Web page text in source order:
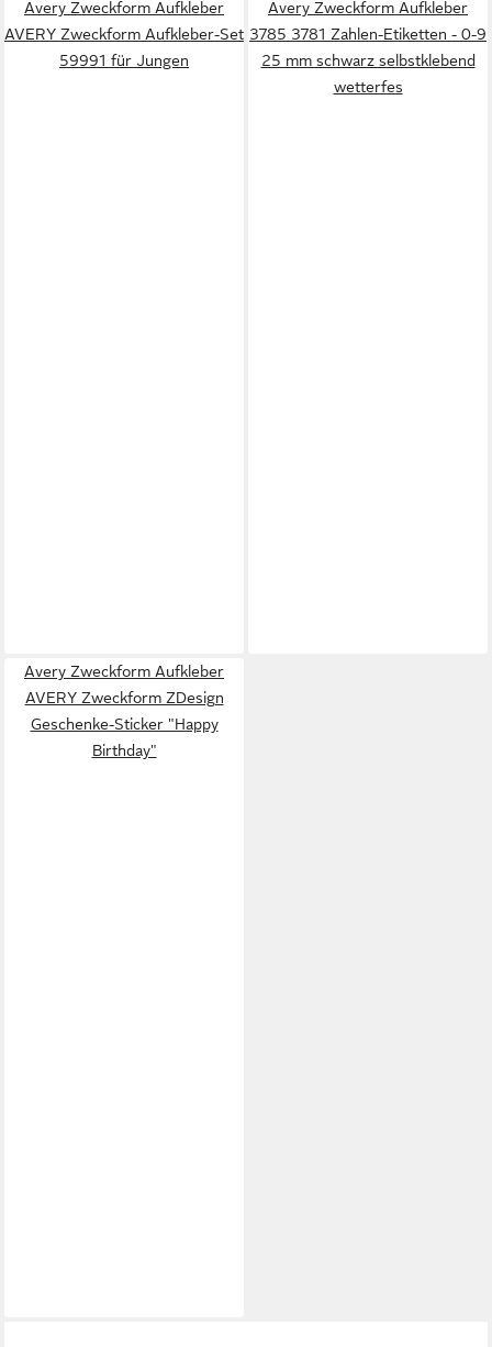
Avery Zweckform Aufkleber
AVERY Zweckform Aufkleber-Set
59991 für Jungen
Avery Zweckform Aufkleber
3785 3781 Zahlen-Etiketten - 0-9
25 mm schwarz selbstklebend
wetterfes
Avery Zweckform Aufkleber
AVERY Zweckform ZDesign
Geschenke-Sticker "Happy
Birthday"